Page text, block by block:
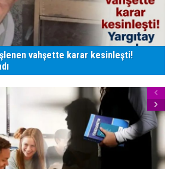
vahşette karar kesinleşti!